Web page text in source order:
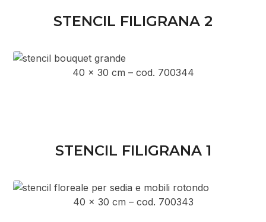
STENCIL FILIGRANA 2
40 x 30 cm – cod. 700344
STENCIL FILIGRANA 1
40 x 30 cm – cod. 700343